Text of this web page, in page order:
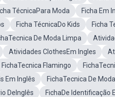
TécnicaPara Moda Ficha Em
Ficha TécnicaDo Kids
Ficha
De Moda Limpa
Atividades ClothesEm Ingles
FichaTecnica Flamingo
Em Inglês
FichaTecnica De Moda
DeInglês FichaDe Identificação